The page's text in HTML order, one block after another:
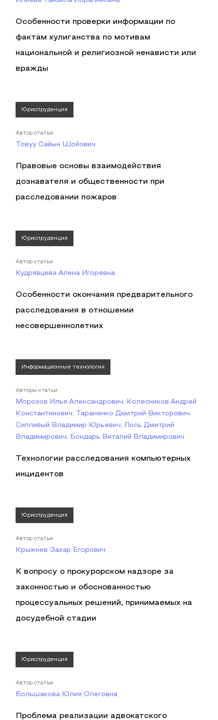
Особенности проверки информации по
фактам хулиганства по мотивам
национальной и религиозной ненависти или
вражды
Юриспруденция
Автор статьи
Товуу Сайын Шойович
Правовые основы взаимодействия
дознавателя и общественности при
расследовании пожаров
Юриспруденция
Автор статьи
Кудрявцева Алена Игоревна
Особенности окончания предварительного
расследования в отношении
несовершеннолетних
Информационные технологии
Авторы статьи
Морозов Илья Александрович, Колесников Андрей
Константинович, Тараненко Дмитрий Викторович,
Сипливый Владимир Юрьевич, Лось Дмитрий
Владимирович, Бондарь Виталий Владимирович
Технологии расследования компьютерных
инцидентов
Юриспруденция
Автор статьи
Крыжнев Захар Егорович
К вопросу о прокурорском надзоре за
законностью и обоснованностью
процессуальных решений, принимаемых на
досудебной стадии
Юриспруденция
Автор статьи
Большакова Юлия Олеговна
Проблема реализации адвокатского